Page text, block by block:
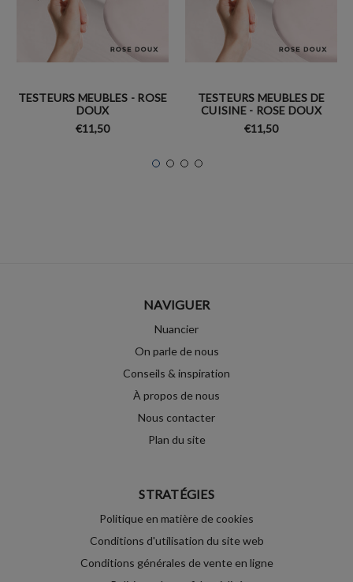
TESTEURS MEUBLES - ROSE
DOUX
€11,50
TESTEURS MEUBLES DE
CUISINE - ROSE DOUX
€11,50
NAVIGUER
Nuancier
On parle de nous
Conseils & inspiration
À propos de nous
Nous contacter
Plan du site
STRATÉGIES
Politique en matière de cookies
Conditions d'utilisation du site web
Conditions générales de vente en ligne